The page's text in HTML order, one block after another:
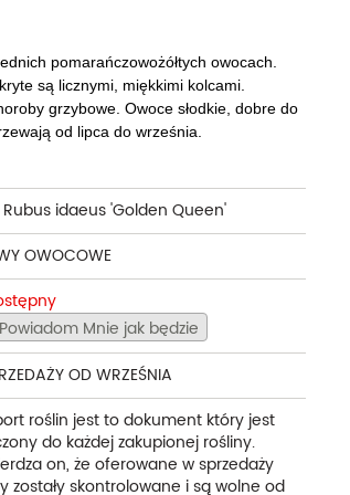
- Clematisy
i tawułki
Wisterie
pomarańczowożółtych owocach.
są licznymi, miękkimi kolcami.
grzybowe. Owoce słodkie, dobre do
od lipca do września.
Rubus idaeus 'Golden Queen'
OWOCOWE
Powiadom Mnie jak będzie
OD WRZEŚNIA
roślin jest to dokument który jest
do każdej zakupionej rośliny.
on, że oferowane w sprzedaży
zostały skontrolowane i są wolne od